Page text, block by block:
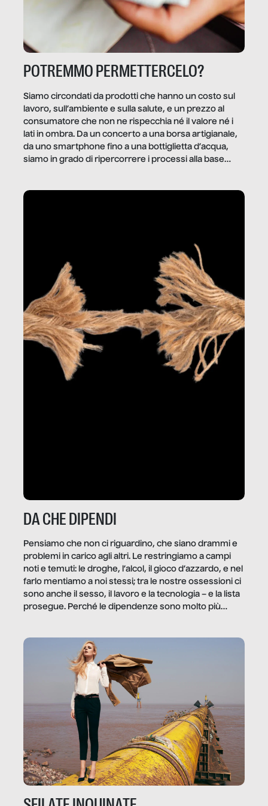
POTREMMO PERMETTERCELO?
Siamo circondati da prodotti che hanno un costo sul
lavoro, sull’ambiente e sulla salute, e un prezzo al
consumatore che non ne rispecchia né il valore né i
lati in ombra. Da un concerto a una borsa artigianale,
da uno smartphone fino a una bottiglietta d’acqua,
siamo in grado di ripercorrere i processi alla base
dietro gli oggetti e i servizi che fanno la nostra vita
DA CHE DIPENDI
Pensiamo che non ci riguardino, che siano drammi e
problemi in carico agli altri. Le restringiamo a campi
noti e temuti: le droghe, l’alcol, il gioco d’azzardo, e nel
farlo mentiamo a noi stessi; tra le nostre ossessioni ci
sono anche il sesso, il lavoro e la tecnologia – e la lista
prosegue. Perché le dipendenze sono molto più
trae un guadagno. In questo reportage vediamo
quale e come.